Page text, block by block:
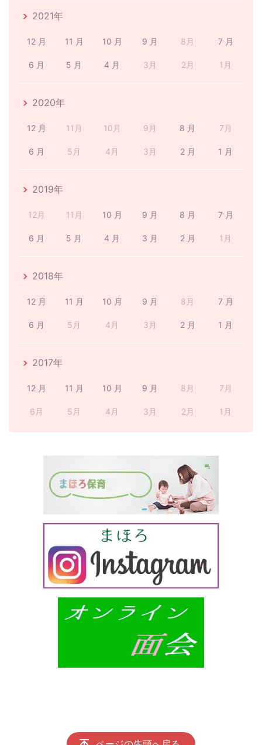
2021年
12 月 11 月 10 月 9 月 8月 7 月
6 月 5 月 4 月 3月 2月 1月
2020年
12 月 11月 10月 9月 8 月 7月
6 月 5月 4月 3月 2 月 1 月
2019年
12月 11月 10 月 9 月 8 月 7 月
6 月 5 月 4 月 3 月 2 月 1月
2018年
12 月 11 月 10 月 9 月 8月 7 月
6 月 5月 4月 3月 2 月 1 月
2017年
12 月 11 月 10 月 9 月 8月 7月
6月 5月 4月 3月 2月 1月